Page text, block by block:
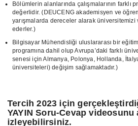
Bölümlerin alanlarında çalışmalarının farklı
değerlidir. (DEUCENG akademisyen ve
yarışmalarda dereceler alarak üniversitemizi
ederler.)
Bilgisayar Mühendisliği uluslararası bir
programına dahil olup Avrupa’daki farklı
senesi için Almanya, Polonya, Hollanda,
üniversiteleri) değişim sağlamaktadır.)
Tercih 2023 için
YAYIN Soru-Cevap videosunu
izleyebilirsiniz.